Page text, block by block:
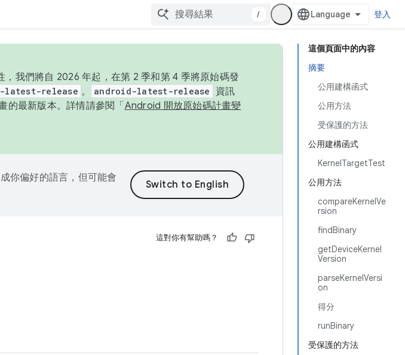
/ 登入
這個頁面中的內容
摘要
公用建構函式
公用方法
受保護的方法
公用建構函式
KernelTargetTest
公用方法
compareKernelVe
rsion
findBinary
getDeviceKernel
Version
parseKernelVersi
on
得分
runBinary
受保護的方法
我們將自 2026 年起，在第 2 季和第 4 季將原始碼發
latest-release 。 android-latest-release
資訊
最新版本。詳情請參閱「 Android 開放原始碼計畫變
你偏好的語言，但可能會
這對你有幫助嗎？